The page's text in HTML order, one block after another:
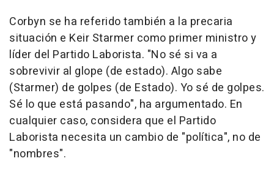
Corbyn se ha referido también a la precaria
situación e Keir Starmer como primer ministro y
líder del Partido Laborista. "No sé si va a
sobrevivir al glope (de estado). Algo sabe
(Starmer) de golpes (de Estado). Yo sé de golpes.
Sé lo que está pasando", ha argumentado. En
cualquier caso, considera que el Partido
Laborista necesita un cambio de "política", no de
"nombres".